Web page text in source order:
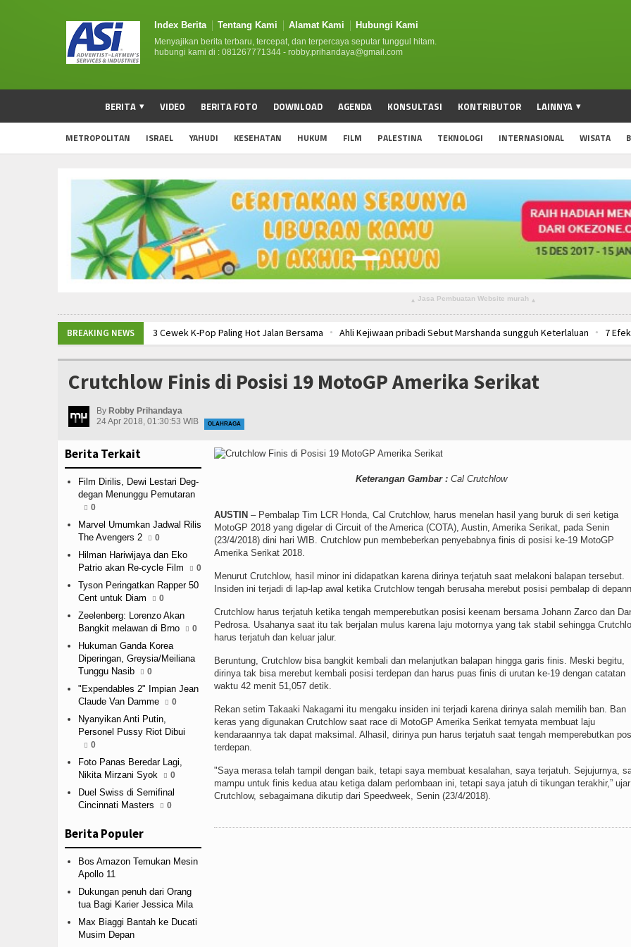
Index Berita Tentang Kami Alamat Kami Hubungi Kami
Menyajikan berita terbaru, tercepat, dan terpercaya seputar tunggul hitam.
hubungi kami di : 081267771344 - robby.prihandaya@gmail.com
BERITA VIDEO BERITA FOTO DOWNLOAD AGENDA KONSULTASI KONTRIBUTOR LAINNYA
METROPOLITAN ISRAEL YAHUDI KESEHATAN HUKUM FILM PALESTINA TEKNOLOGI INTERNASIONAL WISATA
▴ Jasa Pembuatan Website murah ▴
BREAKING NEWS 3 Cewek K-Pop Paling Hot Jalan Bersama Ahli Kejiwaan pribadi Sebut Marshanda sungguh Keterlaluan 7
ROBOT Kecil Cikal Bakal Transformer segera relase untuk anak
Apple iWatch Bakal Dirilis Bulan Depan
Crutchlow Finis di Posisi 19 MotoGP Amerika Serikat
By Robby Prihandaya
24 Apr 2018, 01:30:53 WIB
OLAHRAGA
Berita Terkait
Film Dirilis, Dewi Lestari Deg-
degan Menunggu Pemutaran
0
Marvel Umumkan Jadwal Rilis
The Avengers 2
0
Hilman Hariwijaya dan Eko
Patrio akan Re-cycle Film
0
Tyson Peringatkan Rapper 50
Cent untuk Diam
0
Zeelenberg: Lorenzo Akan
Bangkit melawan di Brno
0
Hukuman Ganda Korea
Diperingan, Greysia/Meiliana
Tunggu Nasib
0
"Expendables 2" Impian Jean
Claude Van Damme
0
Nyanyikan Anti Putin,
Personel Pussy Riot Dibui
0
Foto Panas Beredar Lagi,
Nikita Mirzani Syok
0
Duel Swiss di Semifinal
Cincinnati Masters
0
Berita Populer
Bos Amazon Temukan Mesin
Apollo 11
Dukungan penuh dari Orang
tua Bagi Karier Jessica Mila
Max Biaggi Bantah ke Ducati
Musim Depan
Keterangan Gambar : Cal Crutchlow
AUSTIN – Pembalap Tim LCR Honda, Cal Crutchlow, harus menelan hasil yang buruk di seri ketiga
MotoGP 2018 yang digelar di Circuit of the America (COTA), Austin, Amerika Serikat, pada Senin
(23/4/2018) dini hari WIB. Crutchlow pun membeberkan penyebabnya finis di posisi ke-19 MotoGP
Amerika Serikat 2018.
Menurut Crutchlow, hasil minor ini didapatkan karena dirinya terjatuh saat melakoni balapan tersebut.
Insiden ini terjadi di lap-lap awal ketika Crutchlow tengah berusaha merebut posisi pembalap di
Crutchlow harus terjatuh ketika tengah memperebutkan posisi keenam bersama Johann Zarco dan
Pedrosa. Usahanya saat itu tak berjalan mulus karena laju motornya yang tak stabil sehingga
harus terjatuh dan keluar jalur.
Beruntung, Crutchlow bisa bangkit kembali dan melanjutkan balapan hingga garis finis. Meski begitu,
dirinya tak bisa merebut kembali posisi terdepan dan harus puas finis di urutan ke-19 dengan catatan
waktu 42 menit 51,057 detik.
Rekan setim Takaaki Nakagami itu mengaku insiden ini terjadi karena dirinya salah memilih ban. Ban
keras yang digunakan Crutchlow saat race di MotoGP Amerika Serikat ternyata membuat laju
kendaraannya tak dapat maksimal. Alhasil, dirinya pun harus terjatuh saat tengah memperebutkan
terdepan.
"Saya merasa telah tampil dengan baik, tetapi saya membuat kesalahan, saya terjatuh. Sejujurnya,
mampu untuk finis kedua atau ketiga dalam perlombaan ini, tetapi saya jatuh di tikungan terakhir,” ujar
Crutchlow, sebagaimana dikutip dari Speedweek, Senin (23/4/2018).